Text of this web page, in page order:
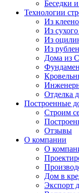
Беседки
Технологии
Из
Из
Из
Из
Дома из
Отделка
Построенные
Строим
Отзывы
О компании
О
Дом в
Экспорт